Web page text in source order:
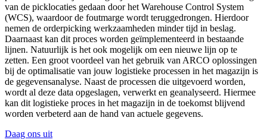
van de picklocaties gedaan door het Warehouse Control System
(WCS), waardoor de foutmarge wordt teruggedrongen. Hierdoor
nemen de orderpicking werkzaamheden minder tijd in beslag.
Daarnaast kan dit proces worden geïmplementeerd in bestaande
lijnen. Natuurlijk is het ook mogelijk om een nieuwe lijn op te
zetten. Een groot voordeel van het gebruik van ARCO oplossingen
bij de optimalisatie van jouw logistieke processen in het magazijn is
de gegevensanalyse. Naast de processen die uitgevoerd worden,
wordt al deze data opgeslagen, verwerkt en geanalyseerd. Hiermee
kan dit logistieke proces in het magazijn in de toekomst blijvend
worden verbeterd aan de hand van actuele gegevens.
Daag ons uit